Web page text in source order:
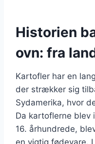
Historien
ovn: fra
Kartofler har en
der strækker sig
Sydamerika, hvor
Da kartoflerne blev
16. århundrede,
en vigtig fødevare.